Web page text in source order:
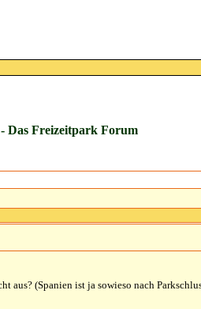
Das Freizeitpark Forum
(Spanien ist ja sowieso nach